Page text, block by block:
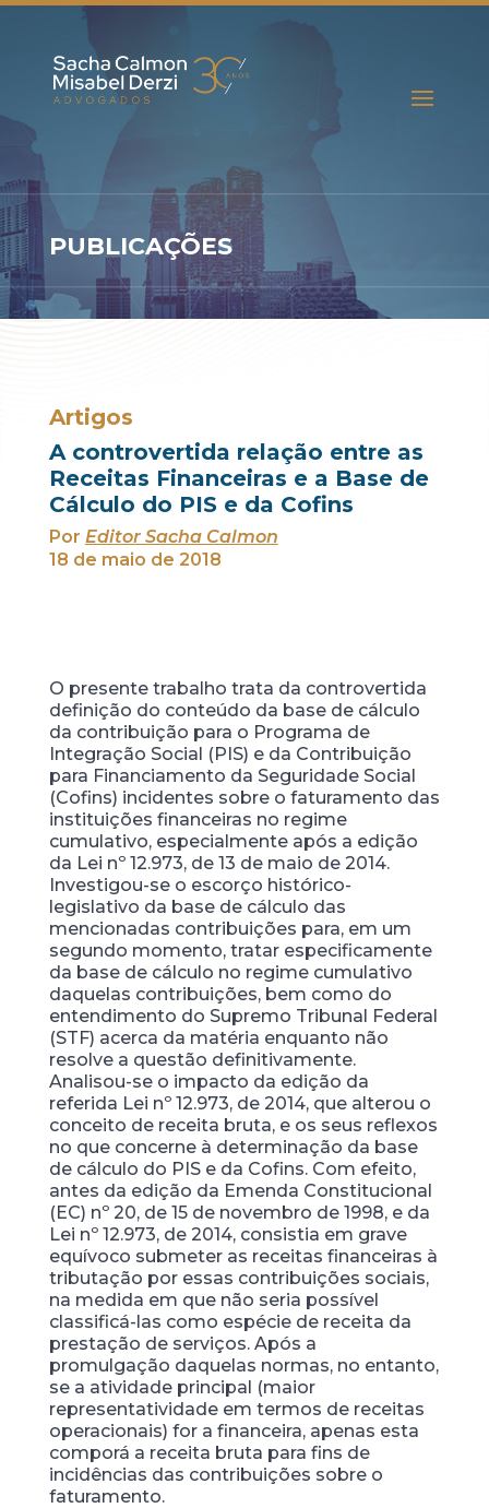
PUBLICAÇÕES
Artigos
A controvertida relação entre as
Receitas Financeiras e a Base de
Cálculo do PIS e da Cofins
Por Editor Sacha Calmon
18 de maio de 2018
O presente trabalho trata da controvertida
definição do conteúdo da base de cálculo
da contribuição para o Programa de
Integração Social (PIS) e da Contribuição
para Financiamento da Seguridade Social
(Cofins) incidentes sobre o faturamento das
instituições financeiras no regime
cumulativo, especialmente após a edição
da Lei nº 12.973, de 13 de maio de 2014.
Investigou-se o escorço histórico-
legislativo da base de cálculo das
mencionadas contribuições para, em um
segundo momento, tratar especificamente
da base de cálculo no regime cumulativo
daquelas contribuições, bem como do
entendimento do Supremo Tribunal Federal
(STF) acerca da matéria enquanto não
resolve a questão definitivamente.
Analisou-se o impacto da edição da
referida Lei nº 12.973, de 2014, que alterou o
conceito de receita bruta, e os seus reflexos
no que concerne à determinação da base
de cálculo do PIS e da Cofins. Com efeito,
antes da edição da Emenda Constitucional
(EC) nº 20, de 15 de novembro de 1998, e da
Lei nº 12.973, de 2014, consistia em grave
equívoco submeter as receitas financeiras à
tributação por essas contribuições sociais,
na medida em que não seria possível
classificá-las como espécie de receita da
prestação de serviços. Após a
promulgação daquelas normas, no entanto,
se a atividade principal (maior
representatividade em termos de receitas
operacionais) for a financeira, apenas esta
comporá a receita bruta para fins de
incidências das contribuições sobre o
faturamento.